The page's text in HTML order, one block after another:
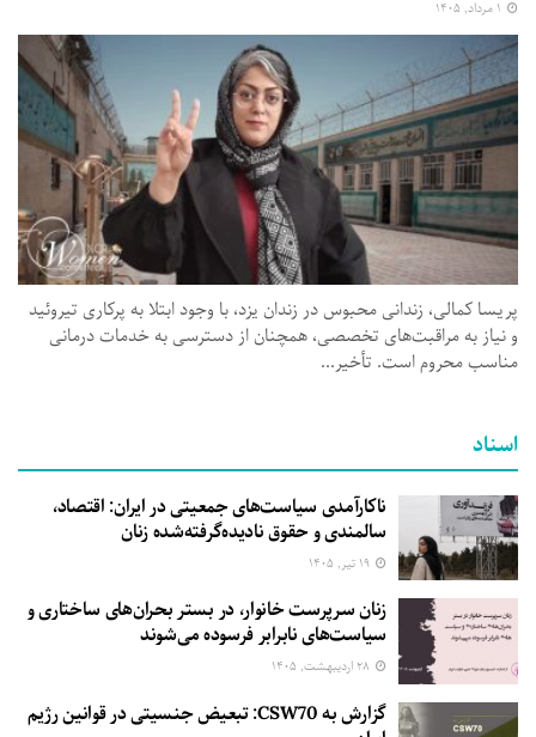
پریسا کمالی، زندانی محبوس در زندان یزد، با وجود ابتلا به پرکاری تیروئید
و نیاز به مراقبت‌های تخصصی، همچنان از دسترسی به خدمات درمانی
مناسب محروم است. تأخیر...
اسناد
ناکارآمدی سیاست‌های جمعیتی در ایران: اقتصاد،
سالمندی و حقوق نادیده‌گرفته‌شده زنان
زنان سرپرست خانوار، در بستر بحران‌های ساختاری و
سیاست‌های نابرابر فرسوده می‌شوند
گزارش به CSW70: تبعیض جنسیتی در قوانین رژیم